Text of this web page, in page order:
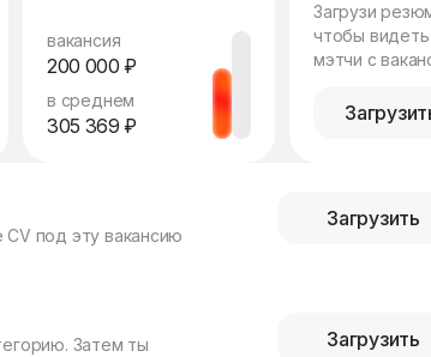
вакансия
200 000 ₽
в среднем
305 369 ₽
Загрузи
чтобы видеть
мэтчи с
под эту вакансию
Загрузить
Затем ты
Загрузить